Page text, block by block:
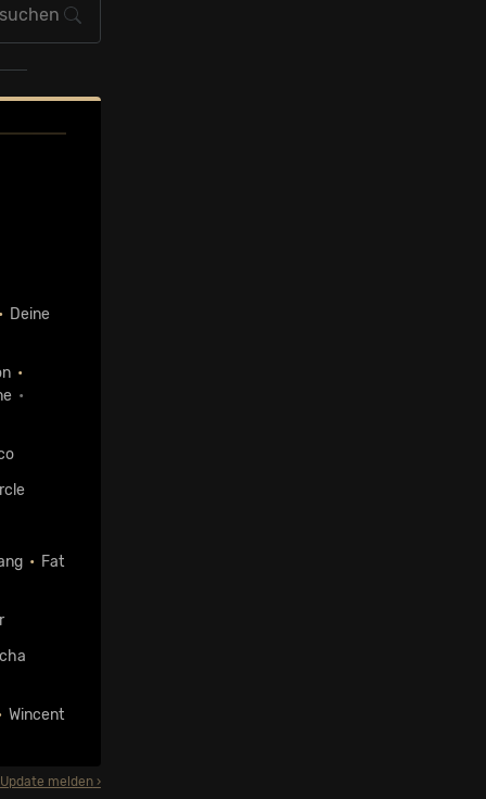
• Deine
•
•
• Fat
Wincent
Update melden